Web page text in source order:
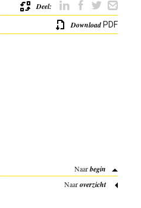
Deel:
DownloadPDF
Naarbegin
Naaroverzicht